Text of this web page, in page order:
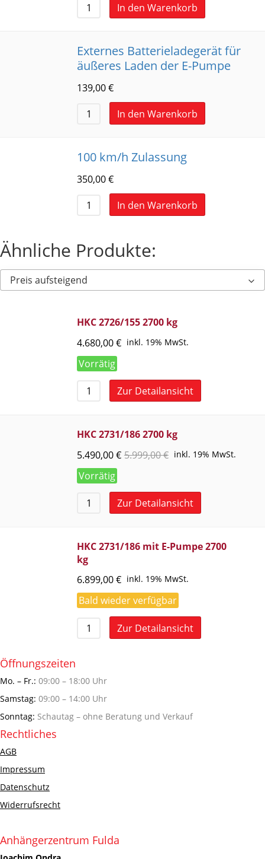
In den Warenkorb
Externes Batterieladegerät für
äußeres Laden der E-Pumpe
139,00€
In den Warenkorb
100 km/h Zulassung
350,00€
In den Warenkorb
Ähnliche Produkte:
Preis aufsteigend
HKC 2726/155 2700 kg
4.680,00€ inkl. 19% MwSt.
Vorrätig
Zur Detailansicht
HKC 2731/186 2700 kg
5.490,00€ 5.999,00€ inkl. 19% MwSt.
Vorrätig
Zur Detailansicht
HKC 2731/186 mit E-Pumpe 2700
kg
6.899,00€ inkl. 19% MwSt.
Bald wieder verfügbar
Zur Detailansicht
Öffnungszeiten
Mo. – Fr.: 09:00 – 18:00 Uhr
Samstag: 09:00 – 14:00 Uhr
Sonntag: Schautag – ohne Beratung und Verkauf
Rechtliches
AGB
Impressum
Datenschutz
Widerrufsrecht
Anhängerzentrum Fulda